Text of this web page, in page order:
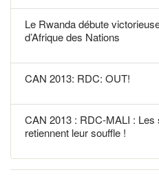
Le Rwanda débute
d’Afrique des Nations
CAN 2013: RDC: OUT!
CAN 2013 : RDC-MALI : Les
retiennent leur souffle !